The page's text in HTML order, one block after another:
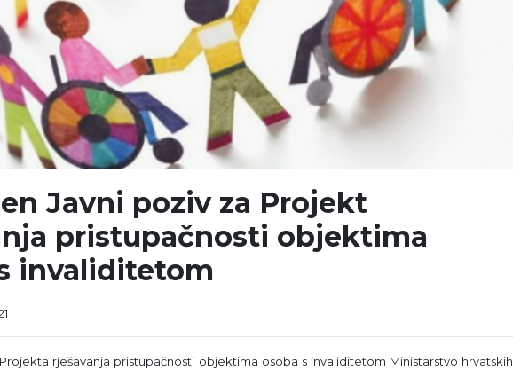
Javni poziv za Projekt
pristupačnosti objektima
invaliditetom
rješavanja pristupačnosti objektima osoba s invaliditetom Ministarstvo hrvatskih